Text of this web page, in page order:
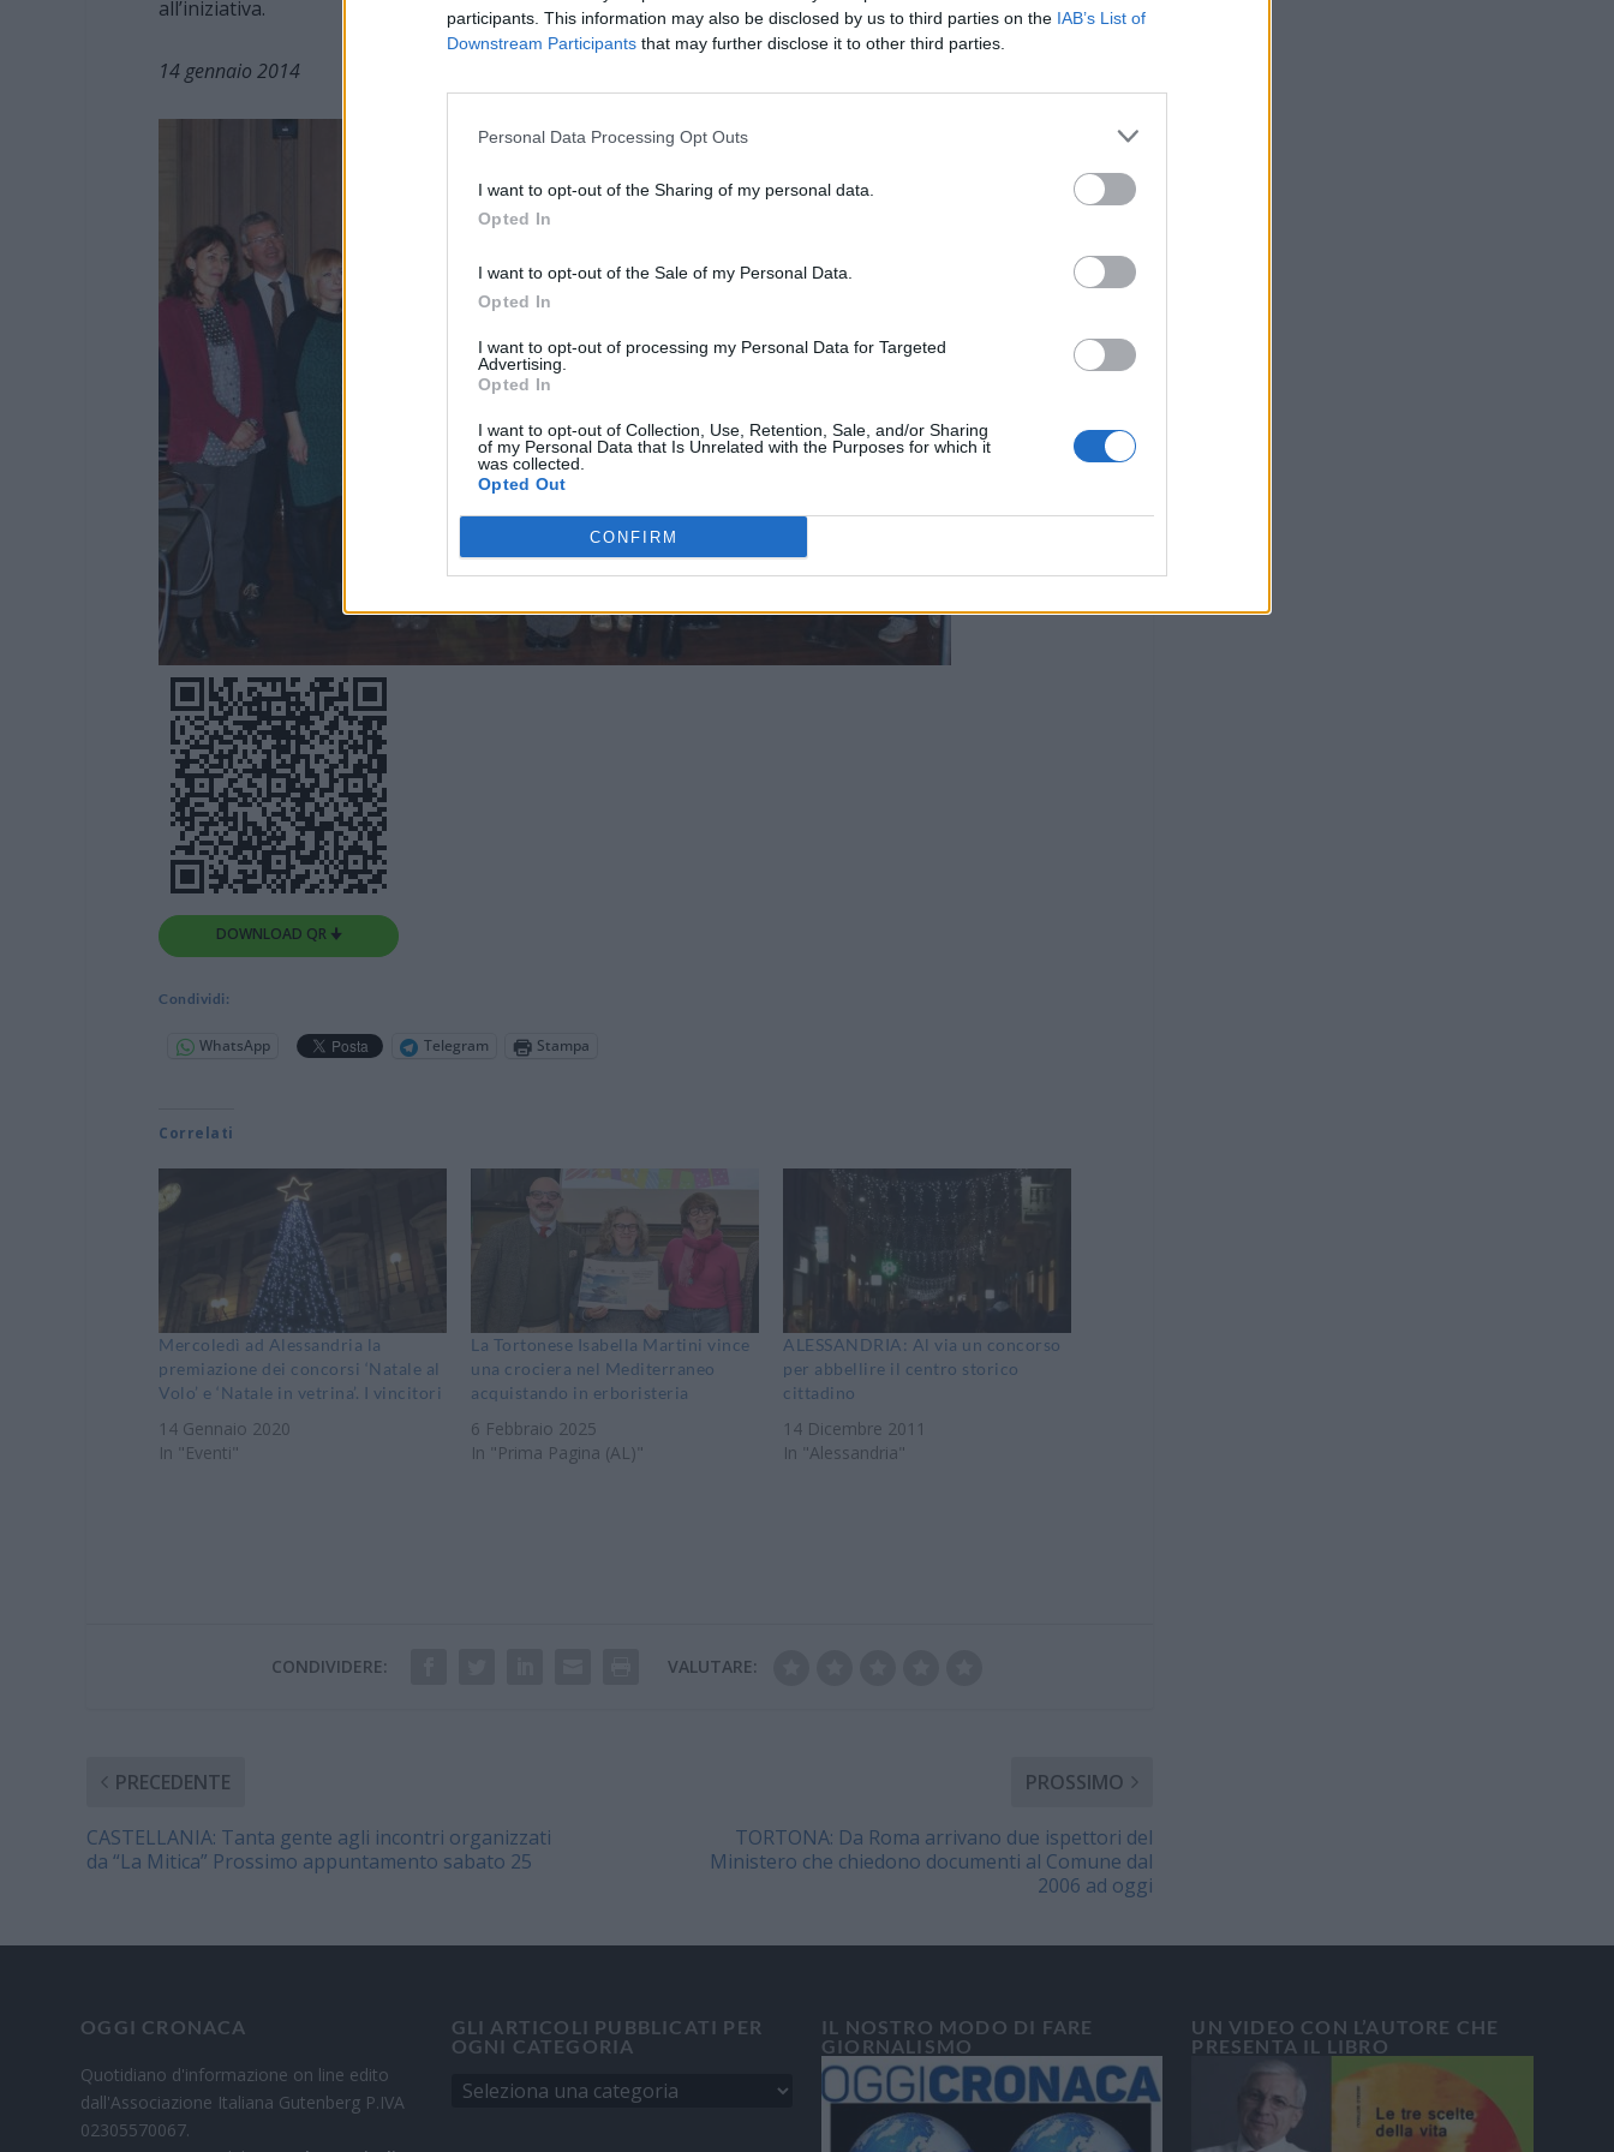
participants. This information may also be disclosed by us to third parties on the IAB’s List of
Downstream Participants that may further disclose it to other third parties.
Personal Data Processing Opt Outs
I want to opt-out of the Sharing of my personal data.
Opted In
I want to opt-out of the Sale of my Personal Data.
Opted In
I want to opt-out of processing my Personal Data for Targeted
Advertising.
Opted In
I want to opt-out of Collection, Use, Retention, Sale, and/or Sharing
of my Personal Data that Is Unrelated with the Purposes for which it
was collected.
Opted Out
CONFIRM
all’iniziativa.
14 gennaio 2014
DOWNLOAD QR 🠋
Condividi:
WhatsApp Telegram Stampa
Correlati
Mercoledì ad Alessandria la
premiazione dei concorsi ‘Natale al
Volo’ e ‘Natale in vetrina’. I vincitori
14 Gennaio 2020
In "Eventi"
La Tortonese Isabella Martini vince
una crociera nel Mediterraneo
acquistando in erboristeria
6 Febbraio 2025
In "Prima Pagina (AL)"
ALESSANDRIA: Al via un concorso
per abbellire il centro storico
cittadino
14 Dicembre 2011
In "Alessandria"
CONDIVIDERE: VALUTARE:
PRECEDENTE
CASTELLANIA: Tanta gente agli incontri organizzati
da “La Mitica” Prossimo appuntamento sabato 25
PROSSIMO
TORTONA: Da Roma arrivano due ispettori del
Ministero che chiedono documenti al Comune dal
2006 ad oggi
OGGI CRONACA
Quotidiano d'informazione on line edito
dall'Associazione Italiana Gutenberg P.IVA
02305570067.
GLI ARTICOLI PUBBLICATI PER
OGNI CATEGORIA
IL NOSTRO MODO DI FARE
GIORNALISMO
UN VIDEO CON L’AUTORE CHE
PRESENTA IL LIBRO